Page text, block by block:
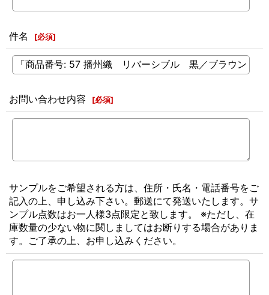
件名 [必須]
お問い合わせ内容 [必須]
サンプルをご希望される方は、住所・氏名・電話番号をご
記入の上、申し込み下さい。郵送にて発送いたします。サ
ンプル点数はお一人様3点限定と致します。 ※ただし、在
庫数量の少ない物に関しましてはお断りする場合がありま
す。ご了承の上、お申し込みください。